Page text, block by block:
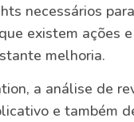
necessários
existem ações
melhoria.
a análise de
e também